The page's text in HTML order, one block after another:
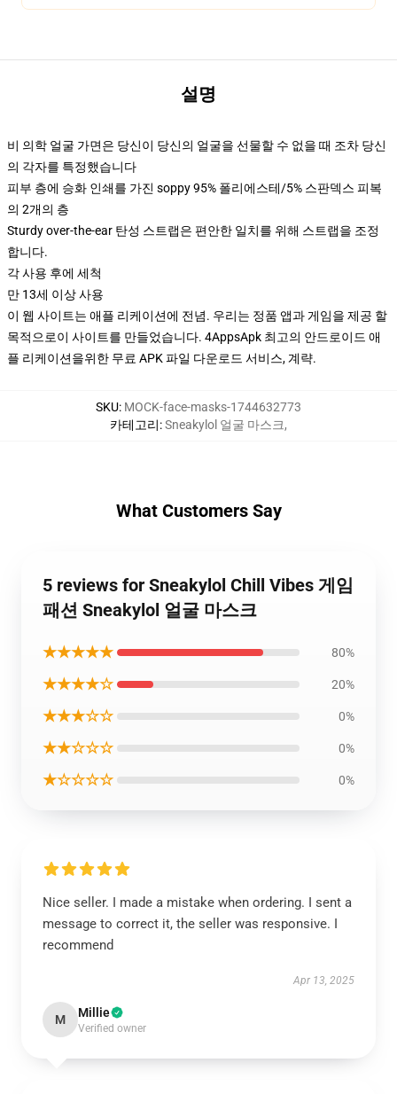
설명
비 의학 얼굴 가면은 당신이 당신의 얼굴을 선물할 수 없을 때 조차 당신
의 각자를 특정했습니다
피부 층에 승화 인쇄를 가진 soppy 95% 폴리에스테/5% 스판덱스 피복
의 2개의 층
Sturdy over-the-ear 탄성 스트랩은 편안한 일치를 위해 스트랩을 조정
합니다.
각 사용 후에 세척
만 13세 이상 사용
이 웹 사이트는 애플 리케이션에 전념. 우리는 정품 앱과 게임을 제공 할
목적으로이 사이트를 만들었습니다. 4AppsApk 최고의 안드로이드 애
플 리케이션을위한 무료 APK 파일 다운로드 서비스, 계략.
SKU: MOCK-face-masks-1744632773
카테고리:Sneakylol 얼굴 마스크,
What Customers Say
5 reviews for Sneakylol Chill Vibes 게임
패션 Sneakylol 얼굴 마스크
★★★★★ 80%
★★★★☆ 20%
★★★☆☆ 0%
★★☆☆☆ 0%
★☆☆☆☆ 0%
Nice seller. I made a mistake when ordering. I sent a
message to correct it, the seller was responsive. I
recommend
Apr 13, 2025
M Millie
Verified owner